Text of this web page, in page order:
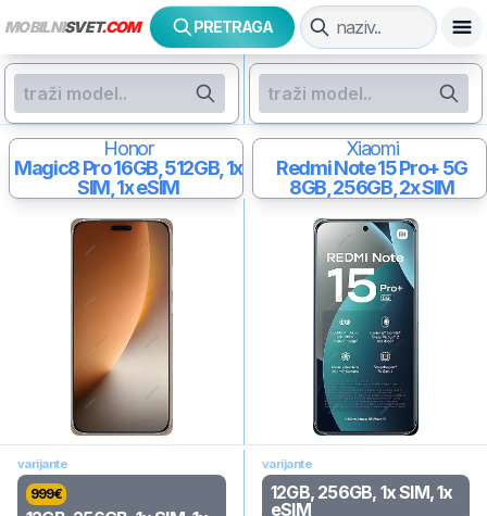
MOBILNISVET.COM PRETRAGA
Honor
Magic8 Pro16GB, 512GB, 1x
SIM, 1x eSIM
Xiaomi
Redmi Note 15 Pro+ 5G
8GB, 256GB, 2x SIM
varijante
999€
varijante
12GB, 256GB, 1x SIM, 1x
eSIM